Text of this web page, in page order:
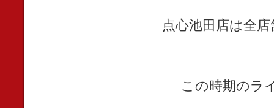
点心池田店は全
この時期のラ